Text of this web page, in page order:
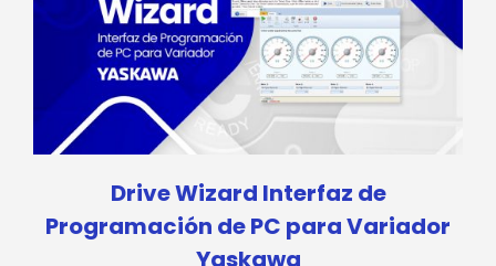
Drive Wizard Interfaz de
Programación de PC para Variador
Yaskawa